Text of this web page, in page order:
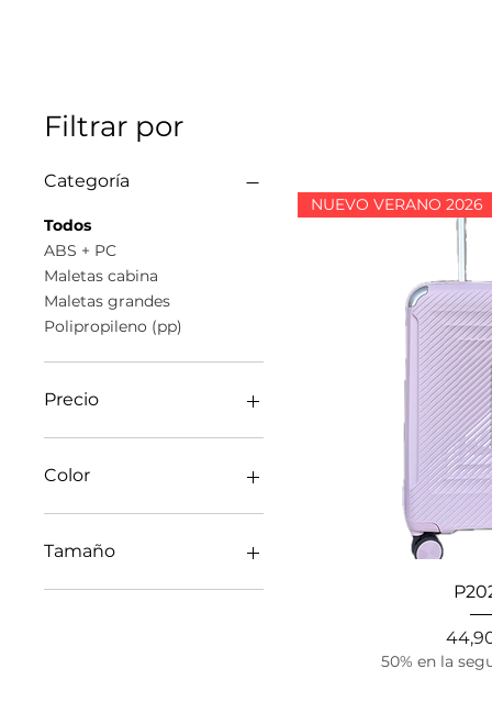
Filtrar por
Categoría
Todos
ABS + PC
Maletas cabina
Maletas grandes
Polipropileno (pp)
Precio
Color
Tamaño
Cabina
Vista
NUEVO VERANO 2026
50% en la